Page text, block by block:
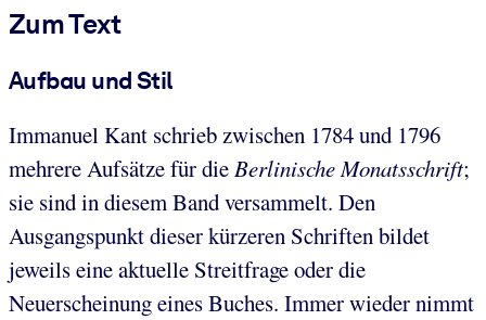
Zum Text
Aufbau und Stil
Immanuel Kant schrieb zwischen 1784 und 1796
mehrere Aufsätze für dieBerlinische Monatsschrift;
sie sind in diesem Band versammelt. Den
Ausgangspunkt dieser kürzeren Schriften bildet
jeweils eine aktuelle Streitfrage oder die
Neuerscheinung eines Buches. Immer wieder nimmt